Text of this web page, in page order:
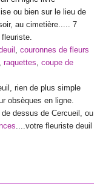
ou bien sur le lieu de
au cimetière..... 7
couronnes de fleurs
raquettes coupe de
rien de plus simple
obsèques en ligne.
de dessus de Cercueil , ou
....votre fleuriste deuil